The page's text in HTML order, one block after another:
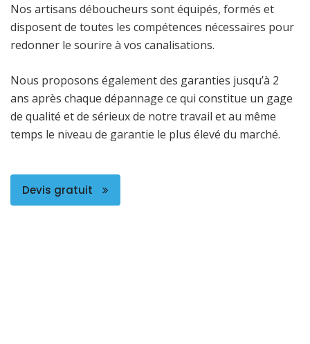
Nos artisans déboucheurs sont équipés, formés et
disposent de toutes les compétences nécessaires pour
redonner le sourire à vos canalisations.
Nous proposons également des garanties jusqu’à 2
ans après chaque dépannage ce qui constitue un gage
de qualité et de sérieux de notre travail et au même
temps le niveau de garantie le plus élevé du marché.
Devis gratuit